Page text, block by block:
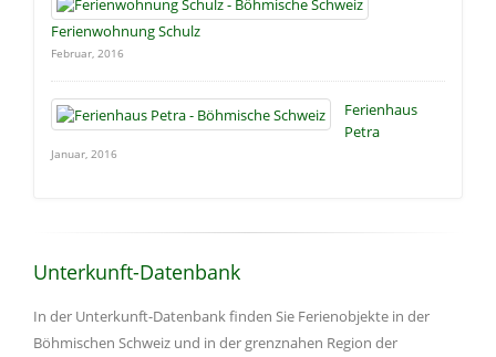
Ferienwohnung Schulz
Februar, 2016
Ferienhaus
Petra
Januar, 2016
Unterkunft-Datenbank
In der Unterkunft-Datenbank finden Sie Ferienobjekte in der
Böhmischen Schweiz und in der grenznahen Region der